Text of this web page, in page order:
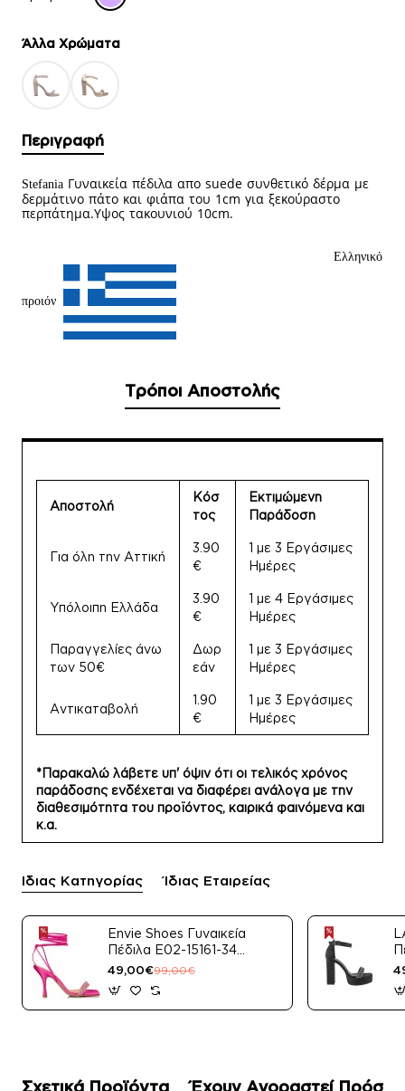
Άλλα Xρώματα
Περιγραφή
Stefania Γυναικεία πέδιλα απο suede συνθετικό δέρμα με
δερμάτινο πάτο και φιάπα του 1cm για ξεκούραστο
περπάτημα.Υψος τακουνιού 10cm.
Ελληνικό
προιόν
Τρόποι Αποστολής
Αποστολή
Κόσ
τος
Εκτιμώμενη
Παράδοση
Για όλη την Αττική
3.90
€
1 με 3 Εργάσιμες
Ημέρες
Υπόλοιπη Ελλάδα
3.90
€
1 με 4 Εργάσιμες
Ημέρες
Παραγγελίες άνω
των 50€
Δωρ
εάν
1 με 3 Εργάσιμες
Ημέρες
Αντικαταβολή
1.90
€
1 με 3 Εργάσιμες
Ημέρες
*Παρακαλώ λάβετε υπ' όψιν ότι οι τελικός χρόνος
παράδοσης ενδέχεται να διαφέρει ανάλογα με την
διαθεσιμότητα του προϊόντος, καιρικά φαινόμενα και
κ.α.
Ίδιας Κατηγορίας Ίδιας Εταιρείας
Envie Shoes Γυναικεία
Πέδιλα E02-15161-34
Μαύρο Satin
49,00€99,00€
Σχετικά Προϊόντα Έχουν Αγοραστεί